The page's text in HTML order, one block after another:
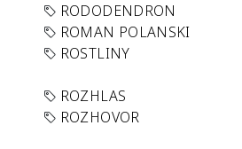
RODODENDRON
ROMAN POLANSKI
ROSTLINY
ROZHLAS
ROZHOVOR